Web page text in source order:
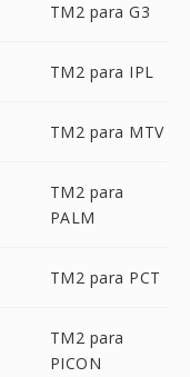
TM2 para G3
TM2 para IPL
TM2 para MTV
TM2 para
PALM
TM2 para PCT
TM2 para
PICON